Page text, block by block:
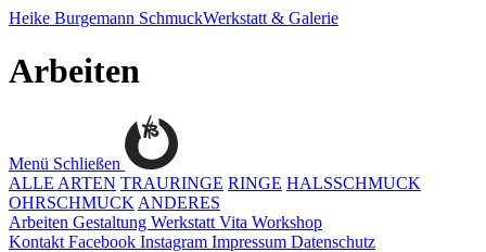
Heike Burgemann SchmuckWerkstatt & Galerie
Arbeiten
Menü Schließen
ALLE ARTEN TRAURINGE RINGE HALSSCHMUCK
OHRSCHMUCK ANDERES
Arbeiten Gestaltung Werkstatt Vita Workshop
Kontakt Facebook Instagram Impressum Datenschutz